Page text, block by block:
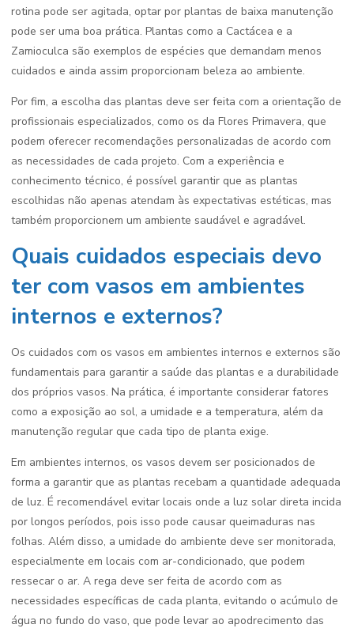
rotina pode ser agitada, optar por plantas de baixa manutenção
pode ser uma boa prática. Plantas como a Cactácea e a
Zamioculca são exemplos de espécies que demandam menos
cuidados e ainda assim proporcionam beleza ao ambiente.
Por fim, a escolha das plantas deve ser feita com a orientação de
profissionais especializados, como os da Flores Primavera, que
podem oferecer recomendações personalizadas de acordo com
as necessidades de cada projeto. Com a experiência e
conhecimento técnico, é possível garantir que as plantas
escolhidas não apenas atendam às expectativas estéticas, mas
também proporcionem um ambiente saudável e agradável.
Quais cuidados especiais devo
ter com vasos em ambientes
internos e externos?
Os cuidados com os vasos em ambientes internos e externos são
fundamentais para garantir a saúde das plantas e a durabilidade
dos próprios vasos. Na prática, é importante considerar fatores
como a exposição ao sol, a umidade e a temperatura, além da
manutenção regular que cada tipo de planta exige.
Em ambientes internos, os vasos devem ser posicionados de
forma a garantir que as plantas recebam a quantidade adequada
de luz. É recomendável evitar locais onde a luz solar direta incida
por longos períodos, pois isso pode causar queimaduras nas
folhas. Além disso, a umidade do ambiente deve ser monitorada,
especialmente em locais com ar-condicionado, que podem
ressecar o ar. A rega deve ser feita de acordo com as
necessidades específicas de cada planta, evitando o acúmulo de
água no fundo do vaso, que pode levar ao apodrecimento das